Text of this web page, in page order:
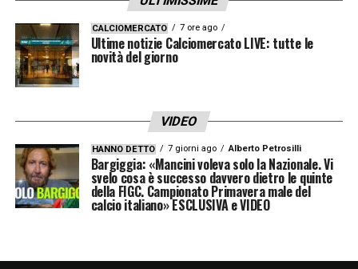
CALCIOMERCATO 7 ore ago
Ultime notizie Calciomercato LIVE: tutte le
novità del giorno
VIDEO
HANNO DETTO 7 giorni ago Alberto Petrosilli
Bargiggia: «Mancini voleva solo la Nazionale. Vi
svelo cosa è successo davvero dietro le quinte
della FIGC. Campionato Primavera male del
calcio italiano» ESCLUSIVA e VIDEO